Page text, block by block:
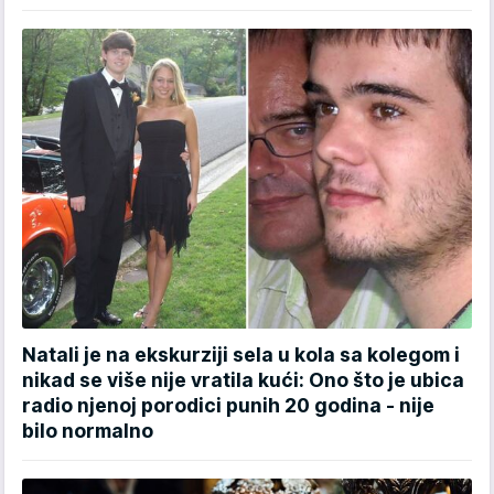
Natali je na ekskurziji sela u kola sa kolegom i
nikad se više nije vratila kući: Ono što je ubica
radio njenoj porodici punih 20 godina - nije
bilo normalno